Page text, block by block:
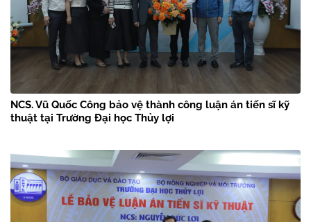
NCS. Vũ Quốc Công bảo vệ thành công luận án tiến sĩ kỹ
thuật tại Trường Đại học Thủy lợi